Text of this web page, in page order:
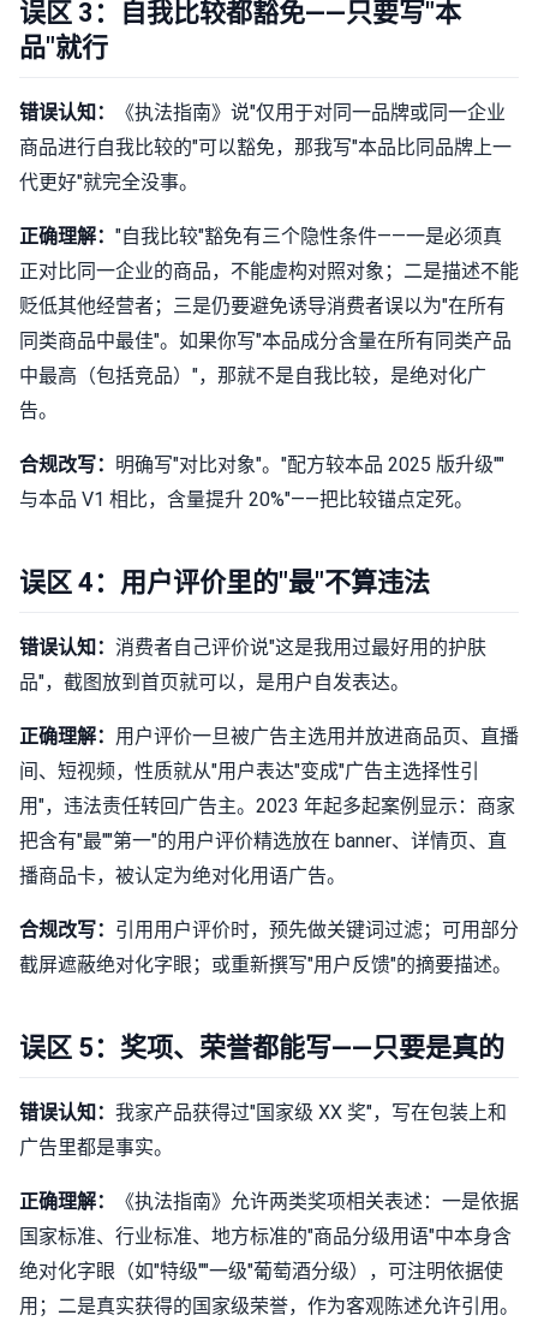
误区 3：自我比较都豁免——只要写"本
品"就行
错误认知：
《执法指南》说"仅用于对同一品牌或同一企业
商品进行自我比较的"可以豁免，那我写"本品比同品牌上一
代更好"就完全没事。
正确理解： "自我比较"豁免有三个隐性条件——一是必须真
正对比同一企业的商品，不能虚构对照对象；二是描述不能
贬低其他经营者；三是仍要避免诱导消费者误以为"在所有
同类商品中最佳"。如果你写"本品成分含量在所有同类产品
中最高（包括竞品）"，那就不是自我比较，是绝对化广
告。
合规改写： 明确写"对比对象"。"配方较本品 2025 版升级""
与本品 V1 相比，含量提升 20%"——把比较锚点定死。
误区 4：用户评价里的"最"不算违法
错误认知： 消费者自己评价说"这是我用过最好用的护肤
品"，截图放到首页就可以，是用户自发表达。
正确理解： 用户评价一旦被广告主选用并放进商品页、直播
间、短视频，性质就从"用户表达"变成"广告主选择性引
用"，违法责任转回广告主。2023 年起多起案例显示：商家
把含有"最""第一"的用户评价精选放在 banner、详情页、直
播商品卡，被认定为绝对化用语广告。
合规改写： 引用用户评价时，预先做关键词过滤；可用部分
截屏遮蔽绝对化字眼；或重新撰写"用户反馈"的摘要描述。
误区 5：奖项、荣誉都能写——只要是真的
错误认知： 我家产品获得过"国家级 XX 奖"，写在包装上和
广告里都是事实。
正确理解：
《执法指南》允许两类奖项相关表述：一是依据
国家标准、行业标准、地方标准的"商品分级用语"中本身含
绝对化字眼（如"特级""一级"葡萄酒分级），可注明依据使
用；二是真实获得的国家级荣誉，作为客观陈述允许引用。